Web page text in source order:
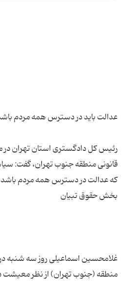
رئیس کل دادگستری استان تهران در
قانونی منطقه جنوب تهران، گفت:
غلامحسین اسماعیلی روز سه شنبه در
منطقه (جنوب تهران) از نظر معیشت